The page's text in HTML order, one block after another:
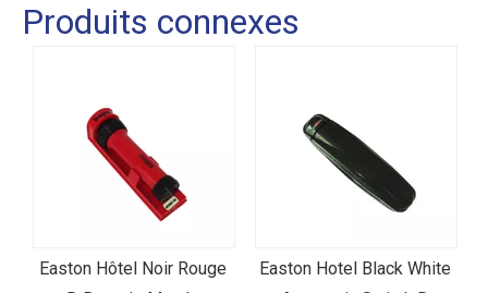
Produits connexes
Easton Hôtel Noir Rouge
Easton Hotel Black White